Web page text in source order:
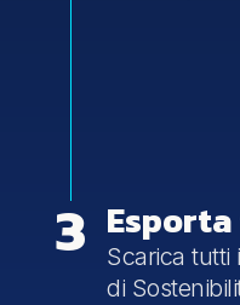
3
Scarica tutti
di